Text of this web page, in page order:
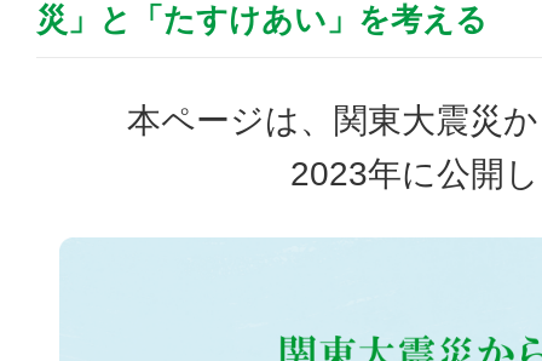
災」と「たすけあい」を考える
本ページは、関東大震災
2023年に公開